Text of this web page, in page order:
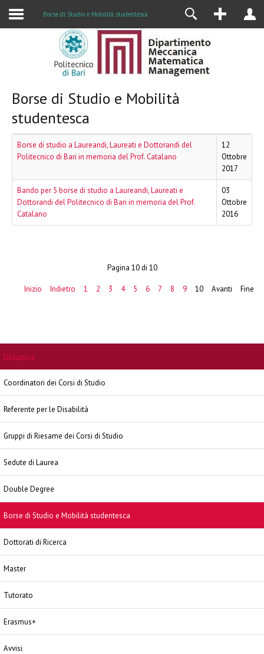
Borse di Studio e Mobilità studentesca
Borse di Studio e Mobilità
studentesca
Borse di studio a Laureandi, Laureati e Dottorandi del
Politecnico di Bari in memoria del Prof. Catalano
12
Ottobre
2017
Bando per 5 borse di studio a Laureandi, Laureati e
Dottorandi del Politecnico di Bari in memoria del Prof.
Catalano
03
Ottobre
2016
Pagina 10 di 10
Inizio Indietro 1 2 3 4 5 6 7 8 9 10 Avanti Fine
Didattica
Coordinatori dei Corsi di Studio
Referente per le Disabilità
Gruppi di Riesame dei Corsi di Studio
Sedute di Laurea
Double Degree
Borse di Studio e Mobilità studentesca
Dottorati di Ricerca
Master
Tutorato
Erasmus+
Avvisi